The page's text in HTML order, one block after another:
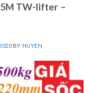
TW-lifter –
BY HUYEN